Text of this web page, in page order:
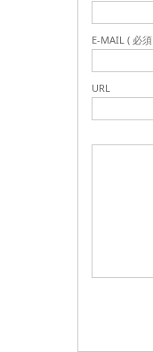
E-MAIL ( 必
URL